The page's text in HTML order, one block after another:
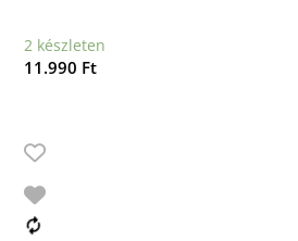
2 készleten
11.990 Ft